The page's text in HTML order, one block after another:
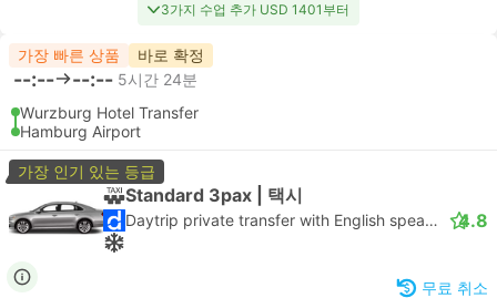
3가지 수업 추가 USD 1401부터
가장 빠른 상품 바로 확정
--:-- --:-- 5시간 24분
Wurzburg Hotel Transfer
Hamburg Airport
가장 인기 있는 등급
Standard 3pax | 택시
Daytrip private transfer with English speaking driver 4.8
무료 취소